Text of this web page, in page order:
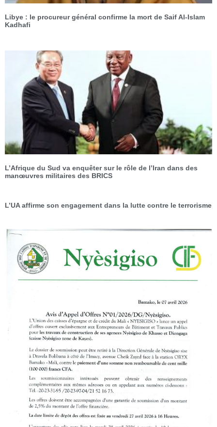
Libye : le procureur général confirme la mort de Saif Al-Islam
Kadhafi
L’Afrique du Sud va enquêter sur le rôle de l’Iran dans des
manœuvres militaires des BRICS
L’UA affirme son engagement dans la lutte contre le terrorisme